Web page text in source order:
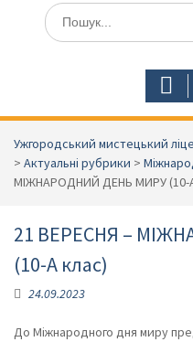
Шукати:
Ужгородський мистецький
> Актуальні рубрики >
МІЖНАРОДНИЙ ДЕНЬ МИРУ (10-
21 ВЕРЕСНЯ –
(10-А клас)
24.09.2023
До Міжнародного дня миру